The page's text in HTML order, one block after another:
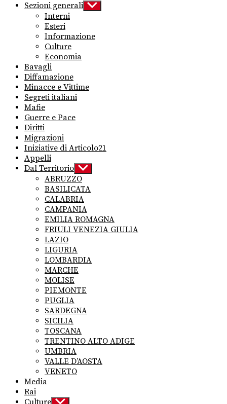
Sezioni generali Show
sub
Interni
Esteri
Informazione
Culture
Economia
Bavagli
Diffamazione
Minacce e Vittime
Segreti italiani
Mafie
Guerre e Pace
Diritti
Migrazioni
Iniziative di Articolo21
Appelli
Dal Territorio Show
sub
menu
ABRUZZO
BASILICATA
CALABRIA
CAMPANIA
EMILIA ROMAGNA
FRIULI VENEZIA GIULIA
LAZIO
LIGURIA
LOMBARDIA
MARCHE
MOLISE
PIEMONTE
PUGLIA
SARDEGNA
SICILIA
TOSCANA
TRENTINO ALTO ADIGE
UMBRIA
VALLE D’AOSTA
VENETO
Media
Rai
Culture Show